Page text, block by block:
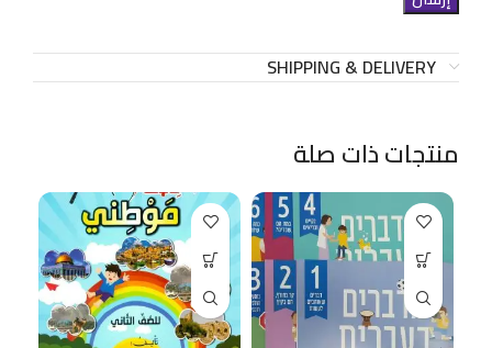
SHIPPING & DELIVERY
منتجات ذات صلة